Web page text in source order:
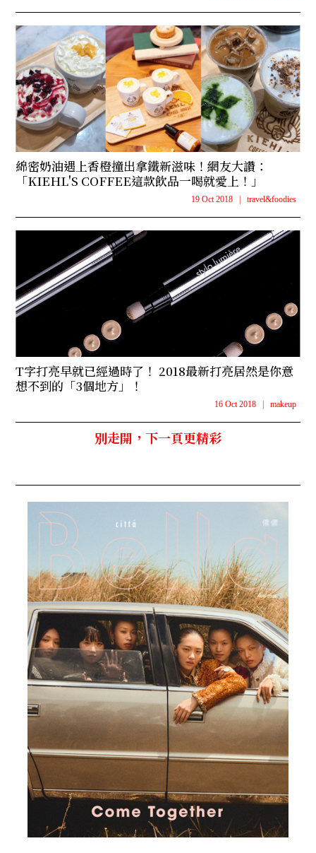
綿密奶油遇上香橙撞出拿鐵新滋味！網友大讚：
「KIEHL'S COFFEE這款飲品一喝就愛上！」
19 Oct 2018 | travel&foodies
T字打亮早就已經過時了！ 2018最新打亮居然是你意
想不到的「3個地方」！
16 Oct 2018 | makeup
別走開，下一頁更精彩